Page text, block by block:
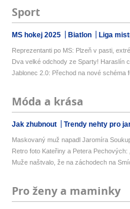
Sport
MS hokej 2025 Biatlon Liga
Reprezentanti po MS: Plzeň v pasti,
Dva velké odchody ze Sparty! Haraslín
Jablonec 2.0: Přechod na nové schéma
Móda a krása
Jak zhubnout Trendy nehty pro
Maskovaný muž napadl Jaromíra
Retro foto Kateřiny a Petera Pechových:
Muže naštvalo, že na záchodech na
Pro ženy a maminky